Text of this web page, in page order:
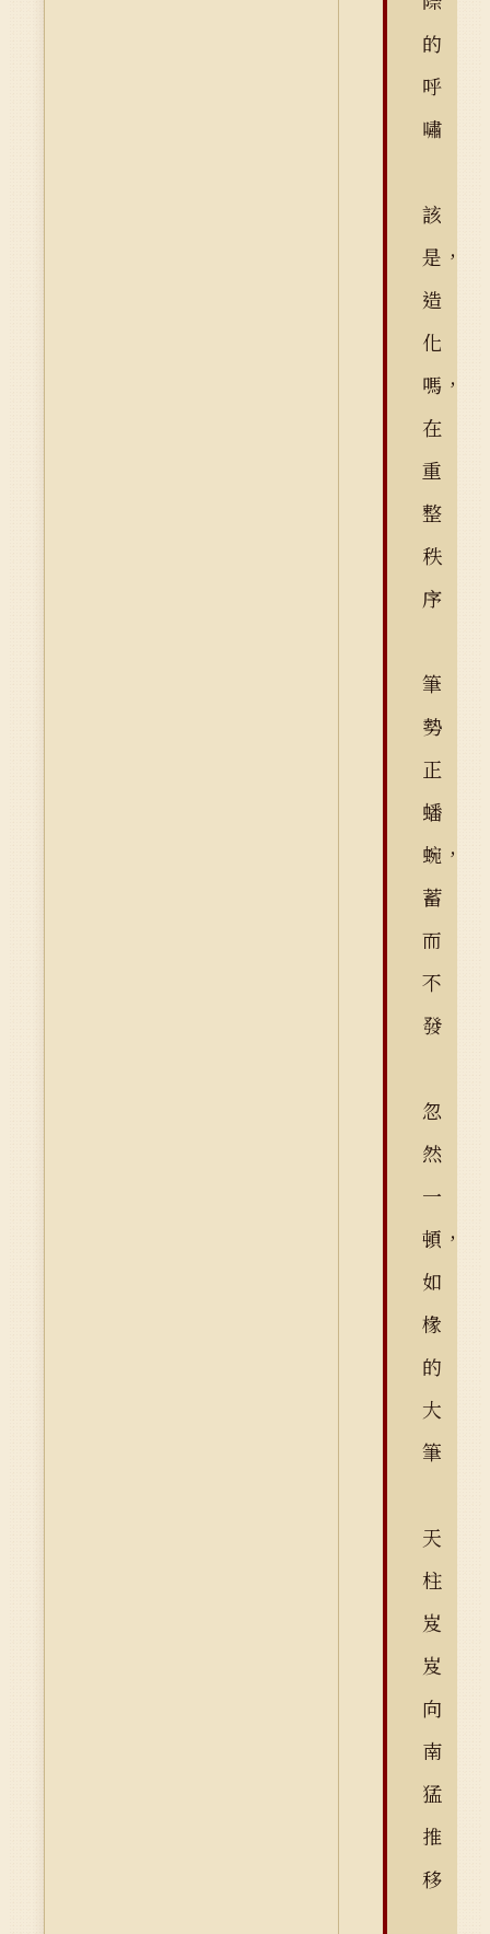
的
呼
嘯
該
是，
造
化
嗎，
在
重
整
秩
序
筆
勢
正
蟠
蜿，
蓄
而
不
發
忽
然
一
頓，
如
椽
的
大
筆
天
柱
岌
岌
向
南
猛
推
移